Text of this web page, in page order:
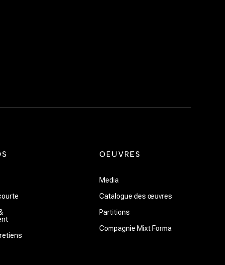
OEUVRES
Media
Catalogue des œuvres
Partitions
Compagnie Mixt Forma